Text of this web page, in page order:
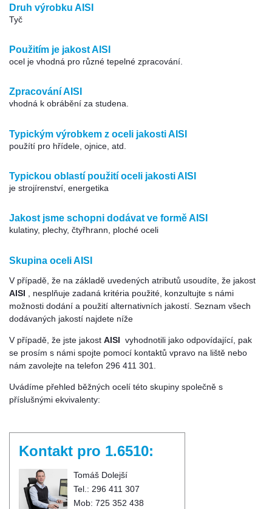
Druh výrobku AISI
Tyč
Použitím je jakost AISI
ocel je vhodná pro různé tepelné zpracování.
Zpracování AISI
vhodná k obrábění za studena.
Typickým výrobkem z oceli jakosti AISI
použítí pro hřídele, ojnice, atd.
Typickou oblastí použití oceli jakosti AISI
je strojírenství, energetika
Jakost jsme schopni dodávat ve formě AISI
kulatiny, plechy, čtyřhrann, ploché oceli
Skupina oceli AISI
V případě, že na základě uvedených atributů usoudíte, že jakost
AISI , nesplňuje zadaná kritéria použité, konzultujte s námi
možnosti dodání a použití alternativních jakostí. Seznam všech
dodávaných jakostí najdete níže
V případě, že jste jakost AISI vyhodnotili jako odpovídající, pak
se prosím s námi spojte pomocí kontaktů vpravo na liště nebo
nám zavolejte na telefon 296 411 301.
Uvádíme přehled běžných ocelí této skupiny společně s
příslušnými ekvivalenty:
Kontakt pro 1.6510:
Tomáš Dolejší
Tel.: 296 411 307
Mob: 725 352 438